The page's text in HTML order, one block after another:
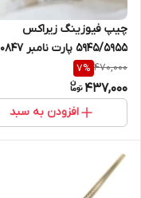
چیپ فیوزینگ زیراکس
۵۹۴۵/۵۹۵۵ پارت نامبر 109R00847
470,000
7%
437,000
افزودن به سبد